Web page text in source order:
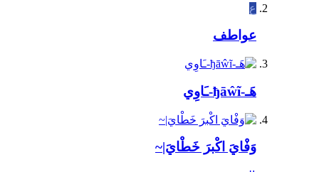
ع
عواطف
هَـ-ђāŵĩ-ـَاوِي
وَفْايَ اكْبرَ خَطْايَ|~